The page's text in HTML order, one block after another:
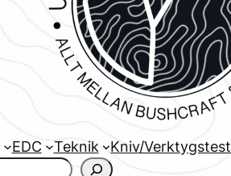
EDC Teknik Kniv/Verktygstest